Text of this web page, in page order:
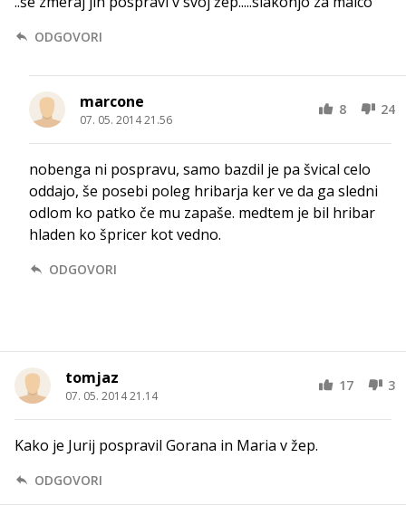
ODGOVORI
marcone
07. 05. 2014 21.56
8 24
nobenga ni pospravu, samo bazdil je pa švical celo
oddajo, še posebi poleg hribarja ker ve da ga sledni
odlom ko patko če mu zapaše. medtem je bil hribar
hladen ko špricer kot vedno.
ODGOVORI
tomjaz
07. 05. 2014 21.14
17 3
Kako je Jurij pospravil Gorana in Maria v žep.
ODGOVORI